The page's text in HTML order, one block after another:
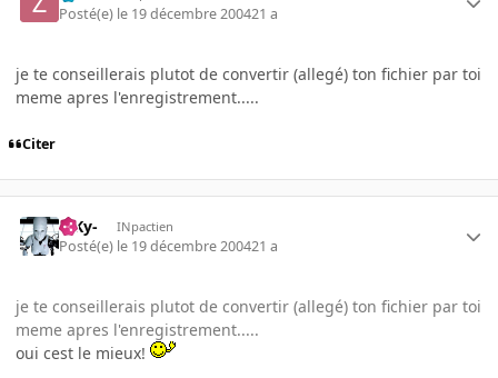
Posté(e) le 19 décembre 200421 a
je te conseillerais plutot de convertir (allegé) ton fichier par toi
meme apres l'enregistrement.....
Citer
-SKy- INpactien
Posté(e) le 19 décembre 200421 a
je te conseillerais plutot de convertir (allegé) ton fichier par toi
meme apres l'enregistrement.....
oui cest le mieux!